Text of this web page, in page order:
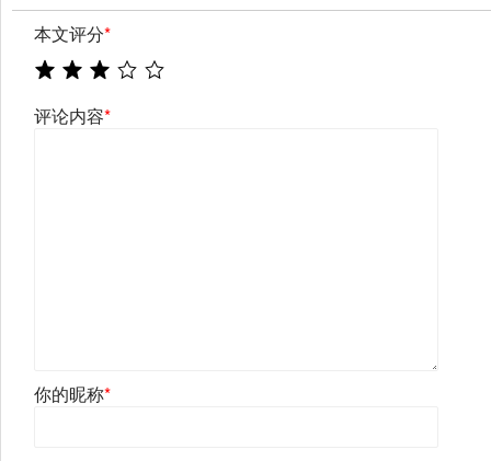
本文评分*
评论内容*
你的昵称*